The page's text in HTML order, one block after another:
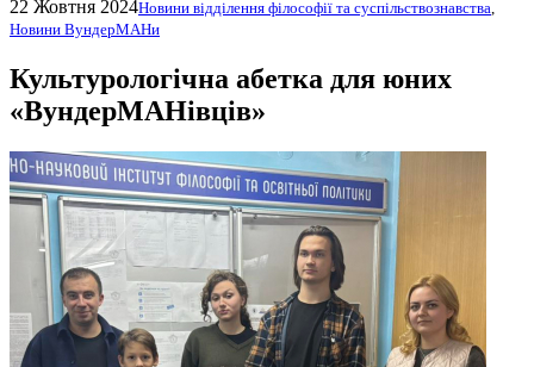
22 Жовтня 2024Новини відділення філософії та суспільствознавства,
Новини ВундерМАНи
Культурологічна абетка для юних
«ВундерМАНівців»